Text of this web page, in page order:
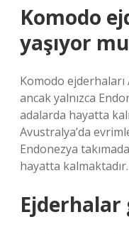
Komodo
yaşıyor
Komodo
ancak yalnızca
adalarda hayatta
Avustralya’da
Endonezya
hayatta kalmaktadır.
Ejderhalar